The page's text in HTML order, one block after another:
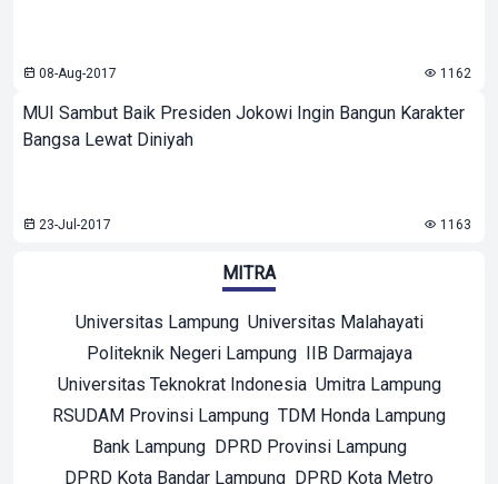
08-Aug-2017 1162
MUI Sambut Baik Presiden Jokowi Ingin Bangun Karakter
Bangsa Lewat Diniyah
23-Jul-2017 1163
MITRA
Universitas Lampung Universitas Malahayati
Politeknik Negeri Lampung IIB Darmajaya
Universitas Teknokrat Indonesia Umitra Lampung
RSUDAM Provinsi Lampung TDM Honda Lampung
Bank Lampung DPRD Provinsi Lampung
DPRD Kota Bandar Lampung DPRD Kota Metro